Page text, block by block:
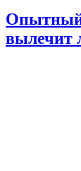
Опытный
вылечит